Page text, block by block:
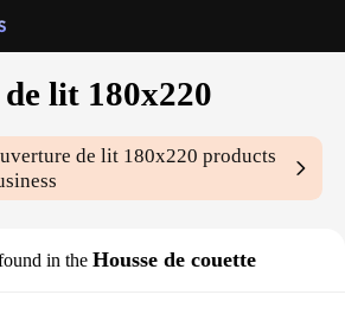
lit 180x220
de lit 180x220 products
in the Housse de couette